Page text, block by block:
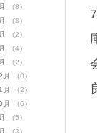
(8)
(8)
(2)
(4)
(2)
月
(8)
月
(2)
月
(6)
(5)
(3)